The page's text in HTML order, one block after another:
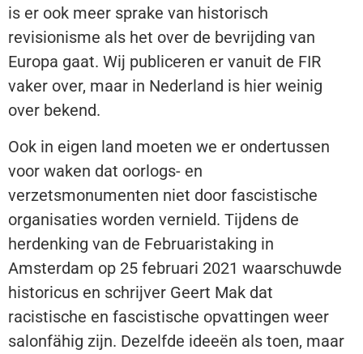
is er ook meer sprake van historisch
revisionisme als het over de bevrijding van
Europa gaat. Wij publiceren er vanuit de FIR
vaker over, maar in Nederland is hier weinig
over bekend.
Ook in eigen land moeten we er ondertussen
voor waken dat oorlogs- en
verzetsmonumenten niet door fascistische
organisaties worden vernield. Tijdens de
herdenking van de Februaristaking in
Amsterdam op 25 februari 2021 waarschuwde
historicus en schrijver Geert Mak dat
racistische en fascistische opvattingen weer
salonfähig zijn. Dezelfde ideeën als toen, maar